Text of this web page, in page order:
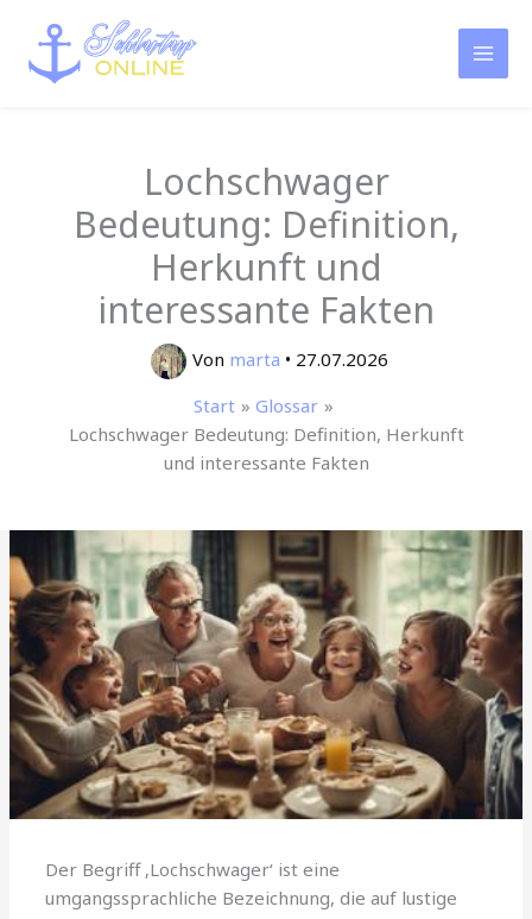
Inhalt
springen
Lochschwager
Bedeutung: Definition,
Herkunft und
interessante Fakten
Von marta • 27.07.2026
Start
Glossar
Lochschwager Bedeutung: Definition, Herkunft
und interessante Fakten
Der Begriff ‚Lochschwager‘ ist eine
umgangssprachliche Bezeichnung, die auf lustige